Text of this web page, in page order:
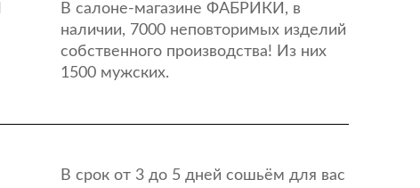
В салоне-магазине ФАБРИКИ, в
наличии, 7000 неповторимых изделий
собственного производства! Из них
1500 мужских.
В срок от 3 до 5 дней сошьём для вас